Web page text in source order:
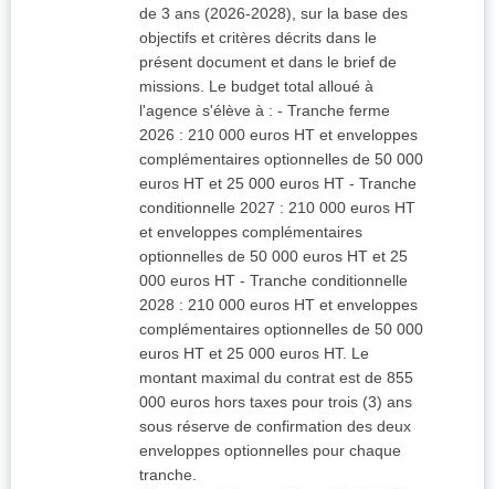
de 3 ans (2026-2028), sur la base des
objectifs et critères décrits dans le
présent document et dans le brief de
missions. Le budget total alloué à
l'agence s'élève à : - Tranche ferme
2026 : 210 000 euros HT et enveloppes
complémentaires optionnelles de 50 000
euros HT et 25 000 euros HT - Tranche
conditionnelle 2027 : 210 000 euros HT
et enveloppes complémentaires
optionnelles de 50 000 euros HT et 25
000 euros HT - Tranche conditionnelle
2028 : 210 000 euros HT et enveloppes
complémentaires optionnelles de 50 000
euros HT et 25 000 euros HT. Le
montant maximal du contrat est de 855
000 euros hors taxes pour trois (3) ans
sous réserve de confirmation des deux
enveloppes optionnelles pour chaque
tranche.